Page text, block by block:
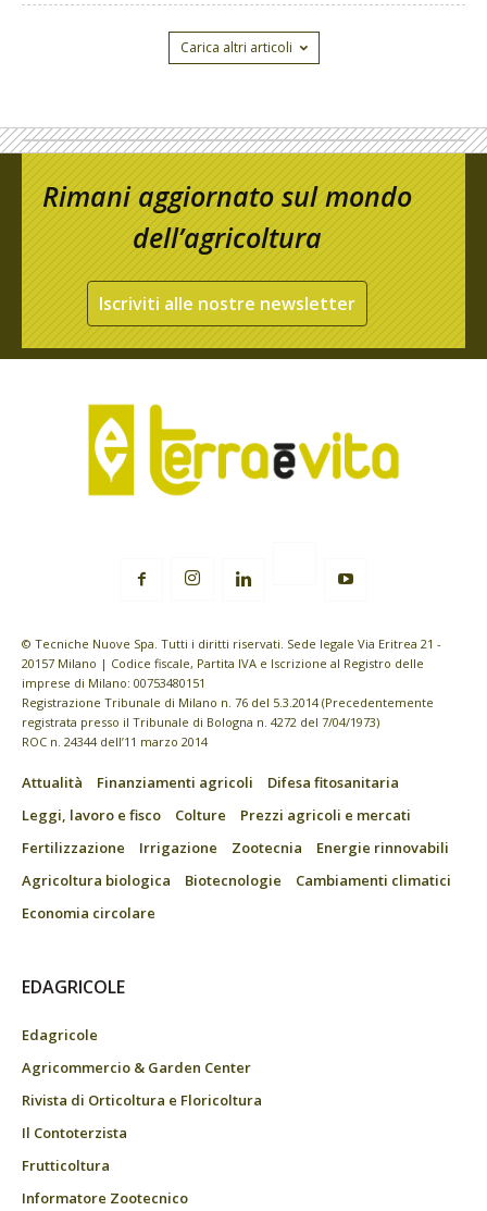
Carica altri articoli
Rimani aggiornato sul mondo
dell’agricoltura
Iscriviti alle nostre newsletter
© Tecniche Nuove Spa. Tutti i diritti riservati. Sede legale Via Eritrea 21 -
20157 Milano | Codice fiscale, Partita IVA e Iscrizione al Registro delle
imprese di Milano: 00753480151
Registrazione Tribunale di Milano n. 76 del 5.3.2014 (Precedentemente
registrata presso il Tribunale di Bologna n. 4272 del 7/04/1973)
ROC n. 24344 dell’11 marzo 2014
Attualità Finanziamenti agricoli
Difesa fitosanitaria
Leggi, lavoro e fisco
Colture
Prezzi agricoli e mercati
Fertilizzazione
Irrigazione Zootecnia
Energie rinnovabili
Agricoltura biologica
Biotecnologie
Cambiamenti climatici
Economia circolare
EDAGRICOLE
Edagricole
Agricommercio & Garden Center
Rivista di Orticoltura e Floricoltura
Il Contoterzista
Frutticoltura
Informatore Zootecnico